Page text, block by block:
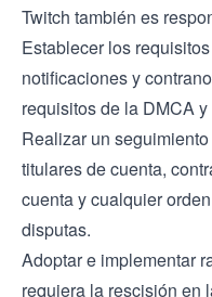
Twitch también es
Establecer los
notificaciones y
requisitos de la DMCA
Realizar un
titulares de cuenta,
cuenta y cualquier
disputas.
Adoptar e implementar
requiera la rescisión en